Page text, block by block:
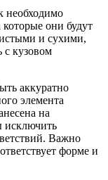
необходимо
они будут
и сухими,
с кузовом
аккуратно
элемента
на
исключить
Важно
форме и